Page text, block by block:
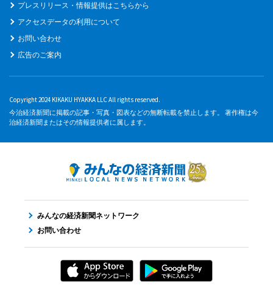
プレスリリース・情報提供はこちらから
アクセスデータの利用について
お問い合わせ
広告のご案内
Copyright 2024 KIKAKU HYAKKA LLC All rights reserved.
今治経済新聞に掲載の記事・写真・図表などの無断転載を禁止します。 著作権は今
治経済新聞またはその情報提供者に属します。
みんなの経済新聞ネットワーク
お問い合わせ